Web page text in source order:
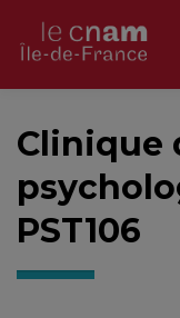
Clinique
PST106